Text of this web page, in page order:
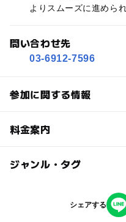
よりスムーズに進めら
問い合わせ先
03-6912-7596
参加に関する情報
対象年齢
料金案内
子供の料金
ジャンル・タグ
ミニ
シェアする